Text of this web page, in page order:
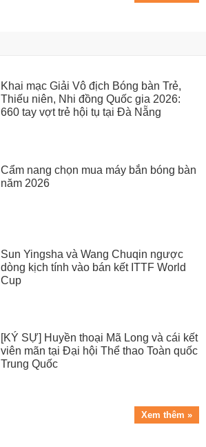
Khai mạc Giải Vô địch Bóng bàn Trẻ,
Thiếu niên, Nhi đồng Quốc gia 2026:
660 tay vợt trẻ hội tụ tại Đà Nẵng
Cẩm nang chọn mua máy bắn bóng bàn
năm 2026
Sun Yingsha và Wang Chuqin ngược
dòng kịch tính vào bán kết ITTF World
Cup
[KÝ SỰ] Huyền thoại Mã Long và cái kết
viên mãn tại Đại hội Thể thao Toàn quốc
Trung Quốc
Xem thêm »